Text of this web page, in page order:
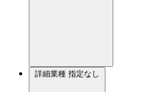
詳細業種 指定なし